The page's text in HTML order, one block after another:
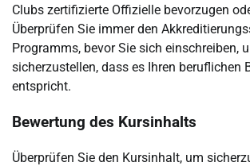
Clubs zertifizierte Offizielle bevorzugen
Überprüfen Sie immer den
Programms, bevor Sie sich einschreiben,
sicherzustellen, dass es Ihren beruflichen
entspricht.
Bewertung des Kursinhalts
Überprüfen Sie den Kursinhalt, um